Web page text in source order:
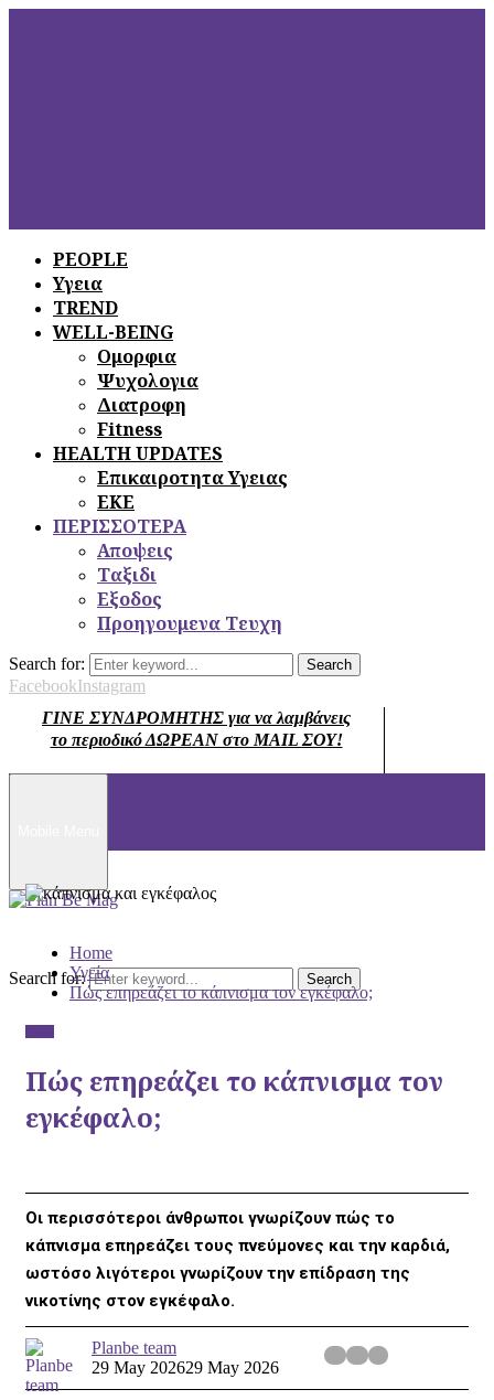
PEOPLE
Υγεια
TREND
WELL-BEING
Ομορφια
Ψυχολογια
Διατροφη
Fitness
HEALTH UPDATES
Επικαιροτητα Υγειας
ΕΚΕ
ΠΕΡΙΣΣΟΤΕΡΑ
Αποψεις
Ταξιδι
Εξοδος
Προηγουμενα Τευχη
Search for: Search
FacebookInstagram
ΓΙΝΕ ΣΥΝΔΡΟΜΗΤΗΣ για να λαμβάνεις
το περιοδικό ΔΩΡΕΑΝ στο MAIL ΣΟΥ!
Search for: Search
Home
Υγεία
Πώς επηρεάζει το κάπνισμα τον εγκέφαλο;
Πώς επηρεάζει το κάπνισμα τον
εγκέφαλο;
Οι περισσότεροι άνθρωποι γνωρίζουν πώς το
κάπνισμα επηρεάζει τους πνεύμονες και την καρδιά,
ωστόσο λιγότεροι γνωρίζουν την επίδραση της
νικοτίνης στον εγκέφαλο.
Planbe team
29 May 202629 May 2026